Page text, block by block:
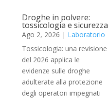
Droghe in polvere:
tossicologia e sicurezza
Ago 2, 2026 | Laboratorio
Tossicologia: una revisione
del 2026 applica le
evidenze sulle droghe
adulterate alla protezione
degli operatori impegnati